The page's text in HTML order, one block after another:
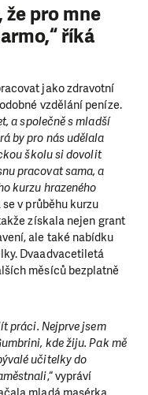
že pro mne
říká
jako zdravotní
vzdělání peníze.
a společně s mladší
by pro nás udělala
školu si dovolit
pracovat sama, a
kurzu hrazeného
se v průběhu kurzu
získala nejen grant
ale také nabídku
Dvaadvacetiletá
měsíců bezplatně
práci. Nejprve jsem
kde žiju. Pak mě
učitelky do
,“ vypráví